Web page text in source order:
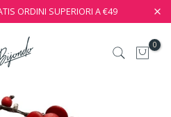
ORDINI SUPERIORI A €49
0